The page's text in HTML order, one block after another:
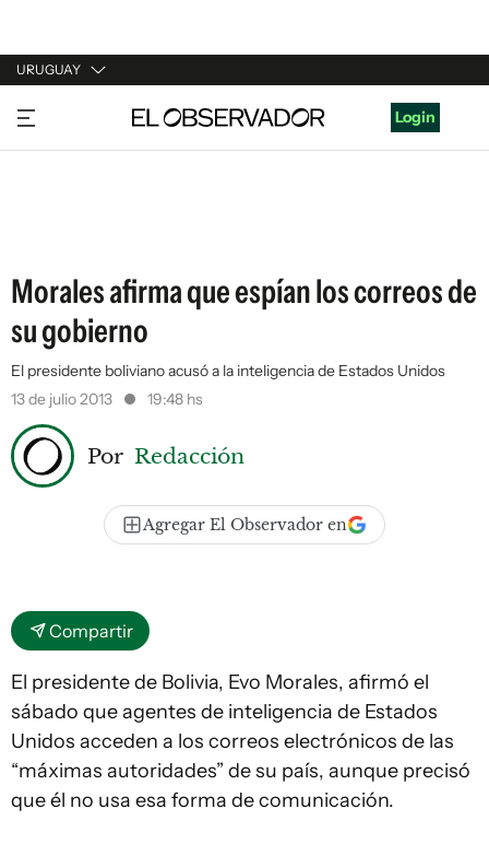
URUGUAY
URUGUAY
ARGENTINA
Login
Morales afirma que espían los correos de
su gobierno
El presidente boliviano acusó a la inteligencia de Estados Unidos
13 de julio 2013
19:48 hs
Por Redacción
Agregar El Observador en
Compartir
El presidente de Bolivia, Evo Morales, afirmó el
sábado que agentes de inteligencia de Estados
Unidos acceden a los correos electrónicos de las
“máximas autoridades” de su país, aunque precisó
que él no usa esa forma de comunicación.